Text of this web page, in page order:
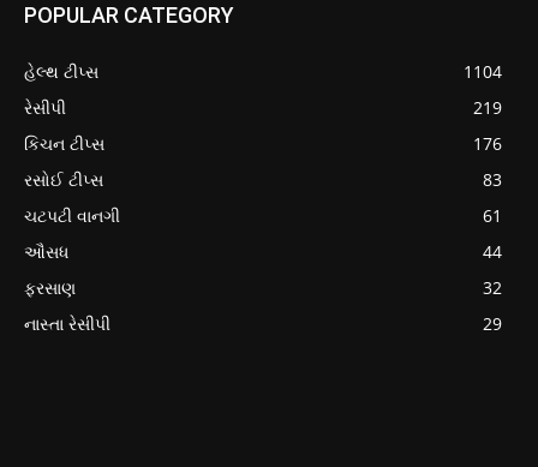
POPULAR CATEGORY
હેલ્થ ટીપ્સ
1104
રેસીપી
219
કિચન ટીપ્સ
176
રસોઈ ટીપ્સ
83
ચટપટી વાનગી
61
ઔસધ
44
ફરસાણ
32
નાસ્તા રેસીપી
29